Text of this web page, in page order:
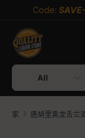
Code:
搜索
产品类型
All
家 唐胡里奥龙舌兰